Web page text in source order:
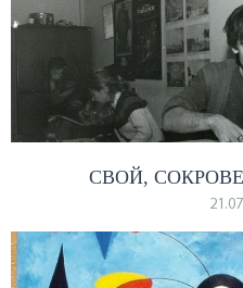
СВОЙ,